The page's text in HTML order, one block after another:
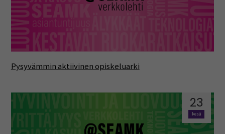
Pysyvämmin aktiivinen opiskeluarki
23
kesä